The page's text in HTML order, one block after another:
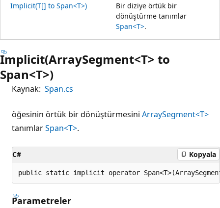
Implicit(T[] to Span<T>)
Bir diziye örtük bir
dönüştürme tanımlar
Span<T>.
Implicit(ArraySegment<T> to
Span<T>)
Kaynak: Span.cs
öğesinin örtük bir dönüştürmesini ArraySegment<T>
tanımlarSpan<T>.
C# Kopyala
public static implicit operator
Parametreler